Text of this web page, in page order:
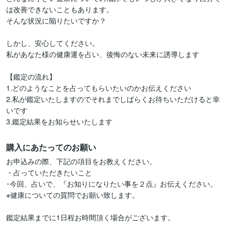
は改善できないこともあります。
そんな状況に陥りたいですか？
しかし、安心してください。
私があなた様の健康運を占い、後悔のない未来に誘導します
【鑑定の流れ】
1.どのようなことを占ってもらいたいのかお伝えください
2.私が鑑定いたしますのでそれまでしばらくお待ちいただけると幸
いです
3.鑑定結果をお知らせいたします
購入にあたってのお願い
お申込みの際、下記の項目をお教えください。
・占っていただきたいこと
･今回、占いで、『お知りになりたい事を２点』お伝えください。
※健康についての質問でお願い致します。
鑑定結果までに1日程お時間頂く場合がございます。